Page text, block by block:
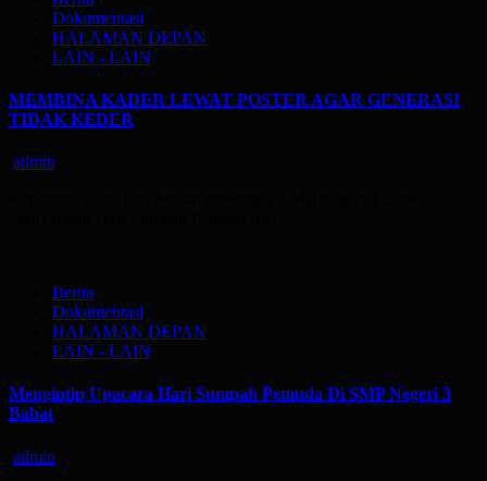
Dokumentasi
HALAMAN DEPAN
LAIN - LAIN
MEMBINA KADER LEWAT POSTER AGAR GENERASI
TIDAK KEDER
admin
Berita
Dokumentasi
HALAMAN DEPAN
LAIN - LAIN
Mengintip Upacara Hari Sumpah Pemuda Di SMP Negeri 3
Babat
admin